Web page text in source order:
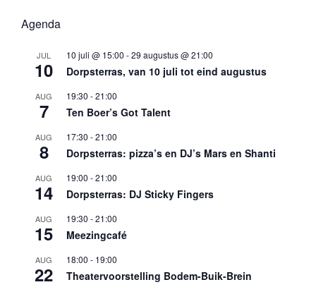
Agenda
JUL
10
10 juli @ 15:00 -29 augustus @ 21:00
Dorpsterras, van 10 juli tot eind augustus
AUG
7
19:30 -21:00
Ten Boer’s Got Talent
AUG
8
17:30 -21:00
Dorpsterras: pizza’s en DJ’s Mars en Shanti
AUG
14
19:00 -21:00
Dorpsterras: DJ Sticky Fingers
AUG
15
19:30 -21:00
Meezingcafé
AUG
22
18:00 - 19:00
Theatervoorstelling Bodem-Buik-Brein